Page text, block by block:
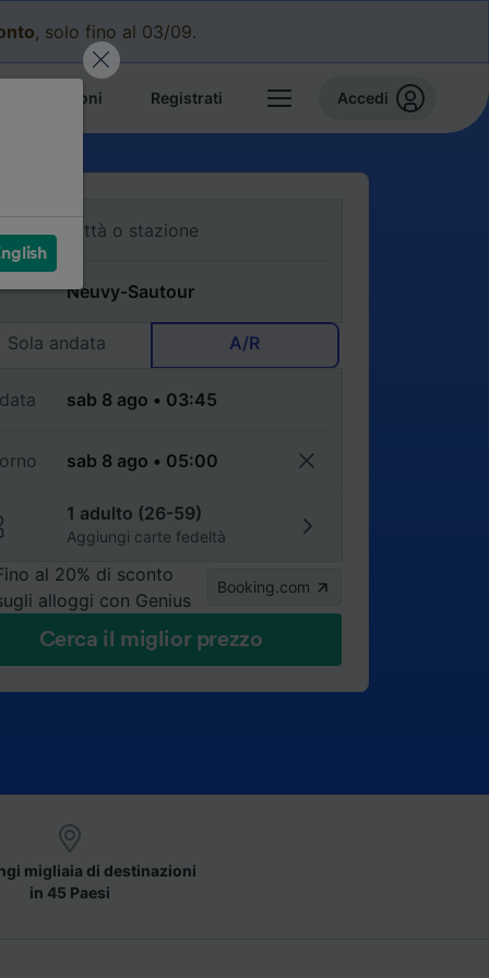
, solo fino al 03/09.
prenotazioni Registrati Accedi
Sola andata A/R
1 adulto (26-59)
Aggiungi carte fedeltà
al 20% di sconto
alloggi con Genius
Booking.com
Cerca il miglior prezzo
migliaia di destinazioni
in 45 Paesi